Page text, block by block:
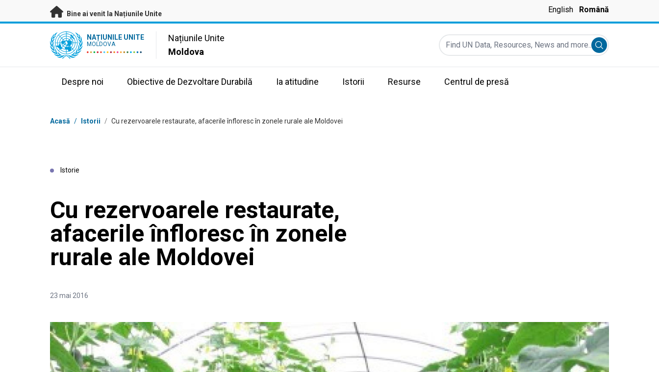
A trece la conținutul principal
Bine ai venit la Națiunile Unite English Română
UN Logo NAȚIUNILE UNITE
MOLDOVA
Națiunile Unite
Moldova
Find UN Data, Resources, News and more...
Submit search
Despre noi Obiective de Dezvoltare Durabilă Ia atitudine Istorii Resurse Centrul de presă
Breadcrumb
Acasă / Istorii / Cu rezervoarele restaurate, afacerile înfloresc în zonele rurale ale Moldovei
Istorie
Cu rezervoarele restaurate,
afacerile înfloresc în zonele
rurale ale Moldovei
23 mai 2016